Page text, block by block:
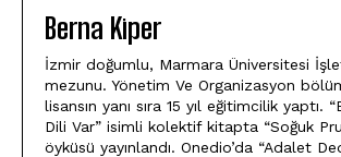
Berna Kiper
İzmir doğumlu, Marmara Üniversitesi
mezunu. Yönetim Ve Organizasyon
lisansın yanı sıra 15 yıl eğitimcilik yaptı.
Dili Var” isimli kolektif kitapta “Soğuk
öyküsü yayınlandı. Onedio’da “Adalet